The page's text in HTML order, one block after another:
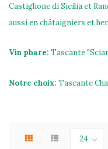
Castiglione di Sicilia et
aussi en châtaigniers et
Vin phare: Tascante
Notre choix: Tascante